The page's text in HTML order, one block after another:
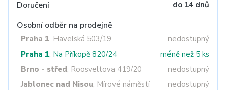
Doručení do 14 dnů
Osobní odběr na prodejně
Praha 1, Havelská 503/19
nedostupný
Praha 1, Na Příkopě 820/24
méně než 5 ks
Brno - střed, Roosveltova 419/20
nedostupný
Jablonec nad Nisou, Mírové náměstí
nedostupný